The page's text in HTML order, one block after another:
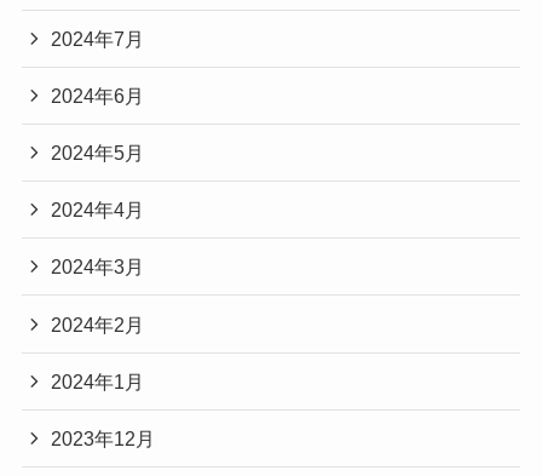
2024年7月
2024年6月
2024年5月
2024年4月
2024年3月
2024年2月
2024年1月
2023年12月